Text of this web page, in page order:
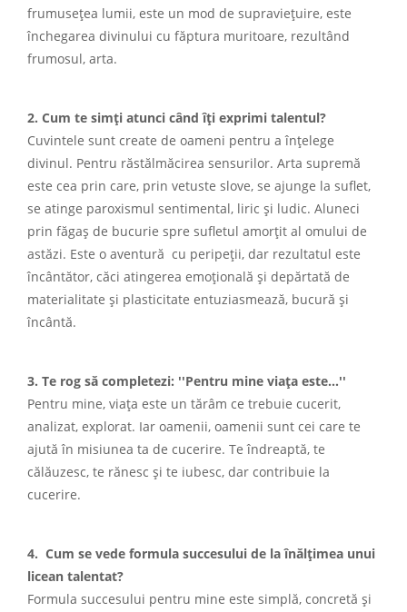
frumusețea lumii, este un mod de supraviețuire, este
închegarea divinului cu făptura muritoare, rezultând
frumosul, arta.
2. Cum te simți atunci când îți exprimi talentul?
Cuvintele sunt create de oameni pentru a înțelege
divinul. Pentru răstălmăcirea sensurilor. Arta supremă
este cea prin care, prin vetuste slove, se ajunge la suflet,
se atinge paroxismul sentimental, liric și ludic. Aluneci
prin făgaș de bucurie spre sufletul amorțit al omului de
astăzi. Este o aventură cu peripeții, dar rezultatul este
încântător, căci atingerea emoțională și depărtată de
materialitate și plasticitate entuziasmează, bucură și
încântă.
3. Te rog să completezi: ''Pentru mine viața este…''
Pentru mine, viața este un tărâm ce trebuie cucerit,
analizat, explorat. Iar oamenii, oamenii sunt cei care te
ajută în misiunea ta de cucerire. Te îndreaptă, te
călăuzesc, te rănesc și te iubesc, dar contribuie la
cucerire.
4. Cum se vede formula succesului de la înălțimea unui
licean talentat?
Formula succesului pentru mine este simplă, concretă și